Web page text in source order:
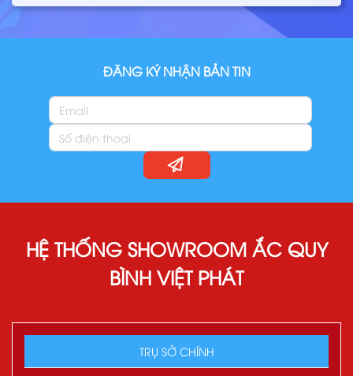
ĐĂNG KÝ NHẬN BẢN TIN
HỆ THỐNG SHOWROOM ẮC QUY
BÌNH VIỆT PHÁT
TRỤ SỞ CHÍNH